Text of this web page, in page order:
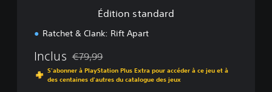
Édition standard
Ratchet & Clank: Rift Apart
Inclus Remise par rapport au prix d'origine de €79,99
€79,99
S'abonner à PlayStation Plus Extra pour accéder à ce jeu et à
des centaines d'autres du catalogue des jeux